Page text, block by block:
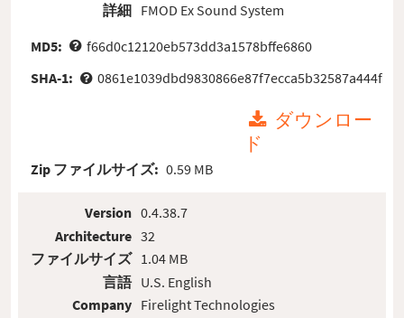
詳細 FMOD Ex Sound System
MD5:
f66d0c12120eb573dd3a1578bffe6860
SHA-1:
0861e1039dbd9830866e87f7ecca5b32587a444f
ダウンロー
ド
Zip ファイルサイズ: 0.59 MB
Version
Architecture
ファイルサイズ
言語
Company
0.4.38.7
32
1.04 MB
U.S. English
Firelight Technologies